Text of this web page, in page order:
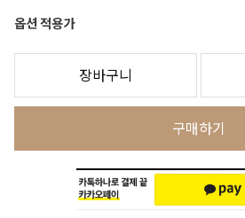
옵션 적용가
장바구니
구매하기